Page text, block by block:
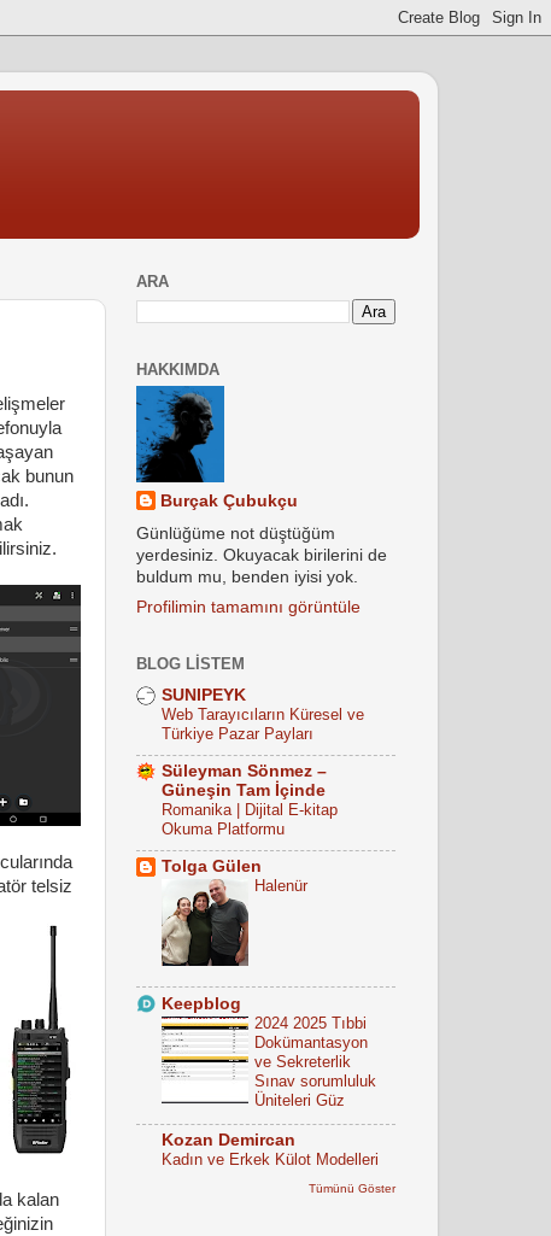
bunun
telsiz
kalan
ARA
HAKKIMDA
Burçak Çubukçu
Günlüğüme not düştüğüm
yerdesiniz. Okuyacak birilerini de
buldum mu, benden iyisi yok.
Profilimin tamamını görüntüle
BLOG LISTEM
SUNIPEYK
Web Tarayıcıların Küresel ve
Türkiye Pazar Payları
Süleyman Sönmez –
Güneşin Tam İçinde
Romanika | Dijital E-kitap
Okuma Platformu
Tolga Gülen
Halenür
Keepblog
2024 2025 Tıbbi
Dokümantasyon
ve Sekreterlik
Sınav sorumluluk
Üniteleri Güz
Kozan Demircan
Kadın ve Erkek Külot Modelleri
Tümünü Göster